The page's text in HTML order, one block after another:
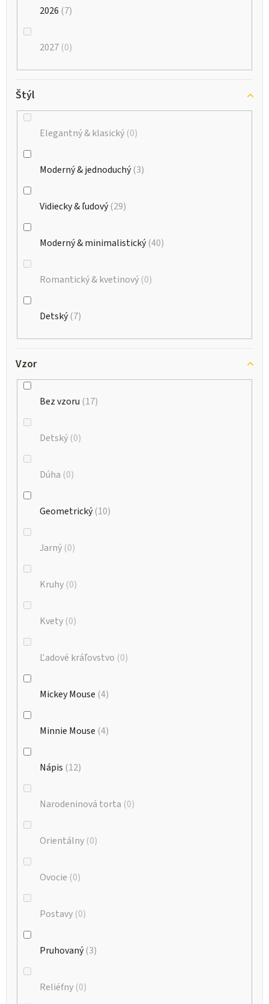
2026 7
2027 0
Štýl
Elegantný & klasický 0
Moderný & jednoduchý 3
Vidiecky & ľudový 29
Moderný & minimalistický 40
Romantický & kvetinový 0
Detský 7
Vzor
Bez vzoru 17
Detský 0
Dúha 0
Geometrický 10
Jarný 0
Kruhy 0
Kvety 0
Ľadové kráľovstvo 0
Mickey Mouse 4
Minnie Mouse 4
Nápis 12
Narodeninová torta 0
Orientálny 0
Ovocie 0
Postavy 0
Pruhovaný 3
Reliéfny 0